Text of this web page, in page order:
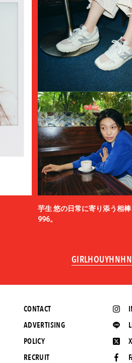
芋生 悠の日常に寄り添う相
996。
X
CONTACT
ADVERTISING
POLICY
RECRUIT